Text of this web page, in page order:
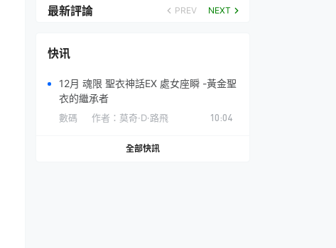
最新評論 PREV NEXT
快讯
12月 魂限 聖衣神話EX 處女座瞬 -黃金聖
衣的繼承者
數碼 作者： 莫奇·D·路飛 10:04
全部快訊